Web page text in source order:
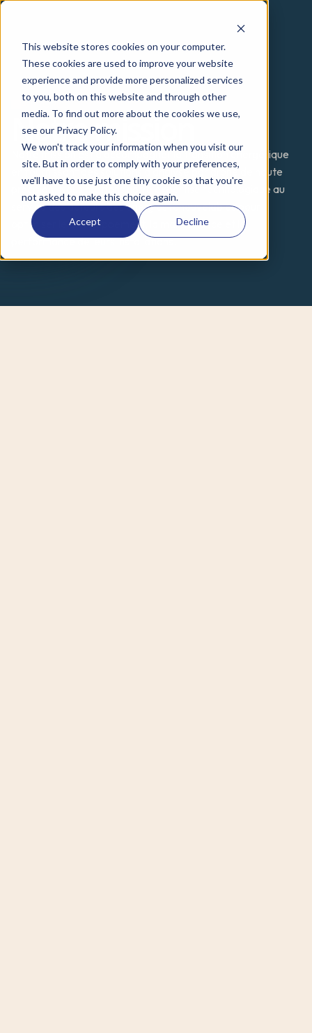
This website stores cookies on your computer.
These cookies are used to improve your website
experience and provide more personalized services
to you, both on this website and through other
media. To find out more about the cookies we use,
see our Privacy Policy.
We won't track your information when you visit our
site. But in order to comply with your preferences,
we'll have to use just one tiny cookie so that you're
not asked to make this choice again.
Accept Decline
A PROPOS
Notre mission
Notre mission est d'accompagner la transition énergétique
en fournissant des solutions d'analyse par drone de haute
précision. Nous mettons notre expertise technologique au
service des acteurs des énergies renouvelables pour
optimiser le développement, la maintenance et la
performance de leurs installations.